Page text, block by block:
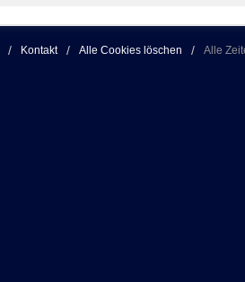
Kontakt Alle Cookies löschen Alle